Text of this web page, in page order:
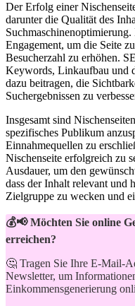
Der Erfolg einer
darunter die Qualität des
Engagement, um die Seite
Besucherzahl zu erhöhen.
Keywords, Linkaufbau und
dazu beitragen, die
Suchergebnissen zu
Insgesamt sind
spezifisches Publikum
Einnahmequellen zu
Nischenseite erfolgreich zu
Ausdauer, um den
dass der Inhalt relevant und
Zielgruppe zu wecken und
💰📢 Möchten Sie online
erreichen?
🤔 Tragen Sie Ihre E-Mail-
Newsletter, um
Einkommensgenerierung